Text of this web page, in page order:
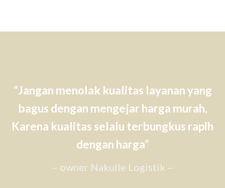
“Jangan menolak kualitas layanan yang
bagus dengan mengejar harga murah,
Karena kualitas selalu terbungkus rapih
dengan harga”
– owner Nakulle Logistik –